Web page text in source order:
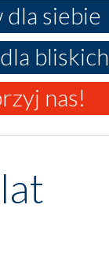
dla siebie
bliskich
nas!